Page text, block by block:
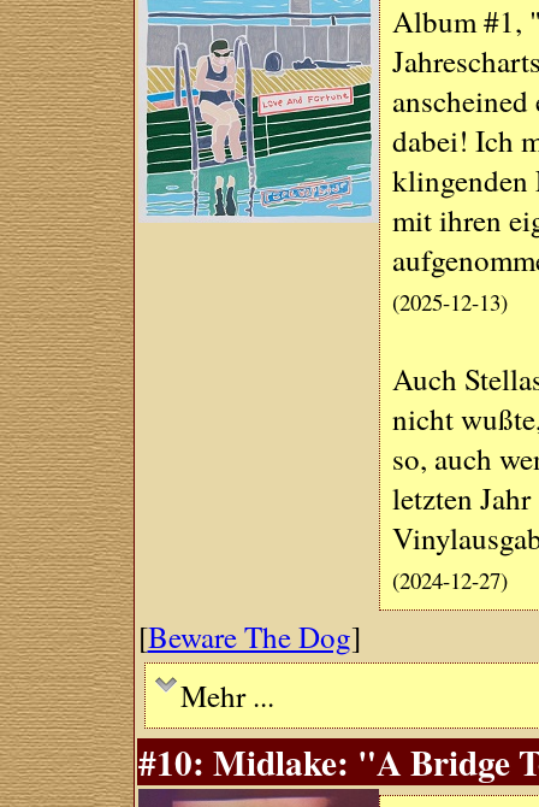
Album #1,
dabei! Ich
klingenden
mit ihren
(2025-12-13)
Auch
nicht
so, auch
letzten
(2024-12-27)
[Beware The Dog]
Mehr ...
#10: Midlake: "A Bridge